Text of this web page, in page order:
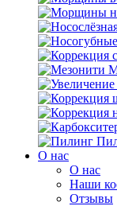
O нас
O нас
Наши
Отзывы